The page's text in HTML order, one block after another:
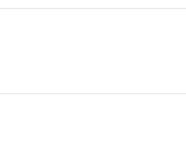
के संपर्क में आने के तुरंत बाद
को भी हो सकती है। ठंडी हवा
है। वहीं, साइनसाइटिस साइनस